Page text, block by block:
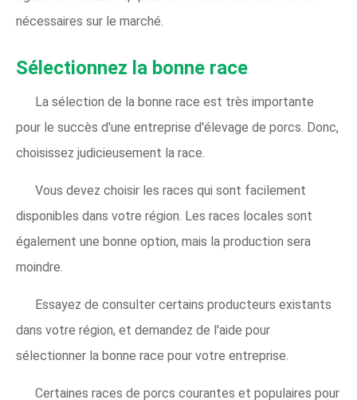
nécessaires sur le marché.
Sélectionnez la bonne race
La sélection de la bonne race est très importante
pour le succès d'une entreprise d'élevage de porcs. Donc,
choisissez judicieusement la race.
Vous devez choisir les races qui sont facilement
disponibles dans votre région. Les races locales sont
également une bonne option, mais la production sera
moindre.
Essayez de consulter certains producteurs existants
dans votre région, et demandez de l'aide pour
sélectionner la bonne race pour votre entreprise.
Certaines races de porcs courantes et populaires pour